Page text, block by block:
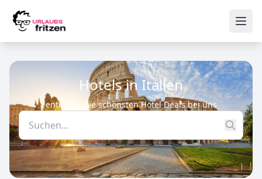
Hotels in Italien
entdecke die schönsten Hotel Deals bei uns